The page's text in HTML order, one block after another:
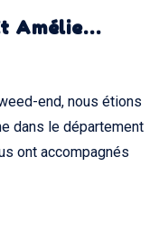
Amélie…
end, nous étions
dans le département
ont accompagnés